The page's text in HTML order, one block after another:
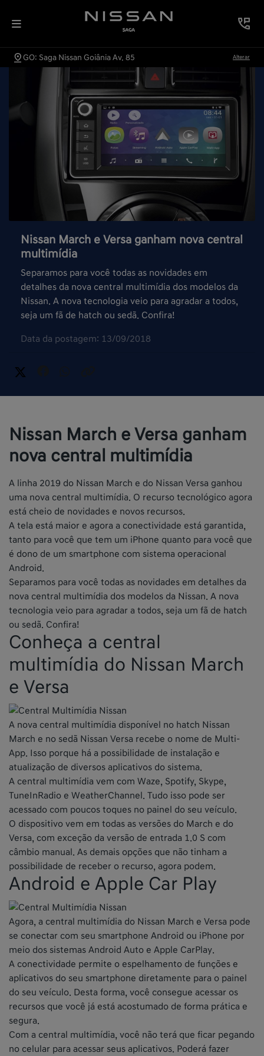
GO: Saga Nissan Goiânia Av. 85 Alterar
Nissan March e Versa ganham nova central
multimídia
Separamos para você todas as novidades em
detalhes da nova central multimídia dos modelos da
Nissan. A nova tecnologia veio para agradar a todos,
seja um fã de hatch ou sedã. Confira!
Data da postagem: 13/09/2018
Nissan March e Versa ganham
nova central multimídia
A linha 2019 do Nissan March e do Nissan Versa ganhou
uma nova central multimídia. O recurso tecnológico agora
está cheio de novidades e novos recursos.
A tela está maior e agora a conectividade está garantida,
tanto para você que tem um iPhone quanto para você que
é dono de um smartphone com sistema operacional
Android.
Separamos para você todas as novidades em detalhes da
nova central multimídia dos modelos da Nissan. A nova
tecnologia veio para agradar a todos, seja um fã de hatch
ou sedã. Confira!
Conheça a central
multimídia do Nissan March
e Versa
A nova central multimídia disponível no hatch Nissan
March e no sedã Nissan Versa recebe o nome de Multi-
App. Isso porque há a possibilidade de instalação e
atualização de diversos aplicativos do sistema.
A central multimídia vem com Waze, Spotify, Skype,
TuneInRadio e WeatherChannel. Tudo isso pode ser
acessado com poucos toques no painel do seu veículo.
O dispositivo vem em todas as versões do March e do
Versa, com exceção da versão de entrada 1.0 S com
câmbio manual. As demais opções que não tinham a
possibilidade de receber o recurso, agora podem.
Android e Apple Car Play
Agora, a central multimídia do Nissan March e Versa pode
se conectar com seu smartphone Android ou iPhone por
meio dos sistemas Android Auto e Apple CarPlay.
A conectividade permite o espelhamento de funções e
aplicativos do seu smartphone diretamente para o painel
do seu veículo. Desta forma, você consegue acessar os
recursos que você já está acostumado de forma prática e
segura.
Com a central multimídia, você não terá que ficar pegando
no celular para acessar seus aplicativos. Poderá fazer